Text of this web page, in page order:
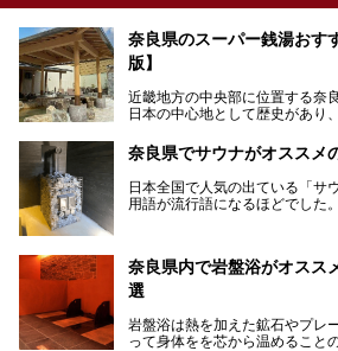
奈良県のスーパー銭湯おす
版】
近畿地方の中央部に位置する奈
日本の中心地として歴史があり
界遺産があり、古代をそこかし
そんな奈良県のスーパー銭湯は
ら、険しい山中にある秘湯まで
奈良県で評判のスーパー銭湯を
奈良県でサウナがオススメ
日本全国で人気の出ている「サ
用語が流行語になるほどでした。
中心部に近いサウナや郊外にあ
サウナなど種類も豊富です。
奈良県にあるサウナでリフレッ
奈良県内で岩盤浴がオスス
選
岩盤浴は熱を加えた鉱石やプレ
って身体をを芯から温めること